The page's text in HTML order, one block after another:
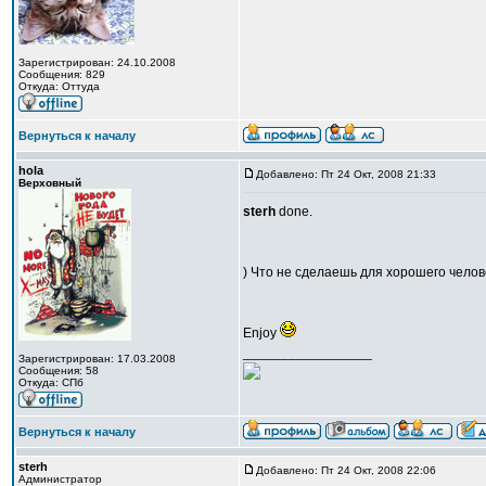
Зарегистрирован: 24.10.2008
Сообщения: 829
Откуда: Оттуда
Вернуться к началу
hola
Верховный
Зарегистрирован: 17.03.2008
Сообщения: 58
Откуда: CПб
Добавлено: Пт 24 Окт, 2008 21:33
sterh done.
) Что не сделаешь для хорошего
Enjoy
Вернуться к началу
sterh
Администратор
Добавлено: Пт 24 Окт, 2008 22:06